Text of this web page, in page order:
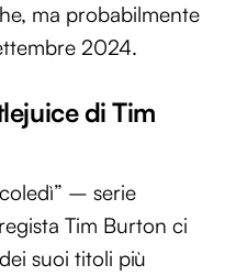
ma probabilmente
2024.
di Tim
– serie
Tim Burton ci
suoi titoli più